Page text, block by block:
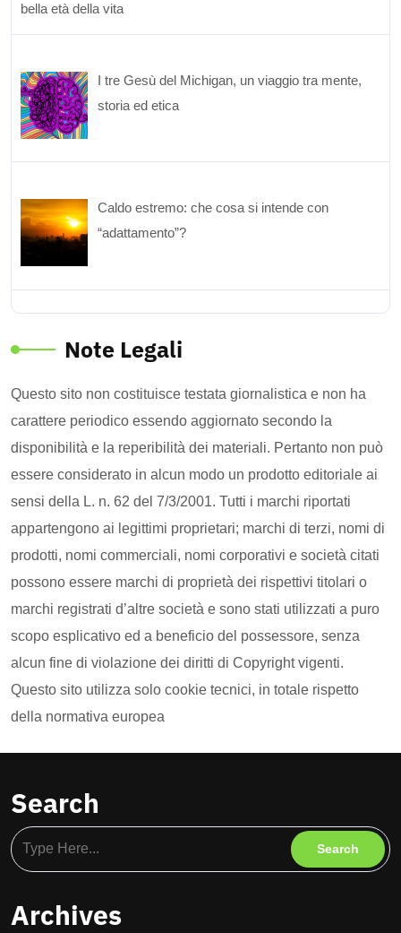
bella età della vita
I tre Gesù del Michigan, un viaggio tra mente,
storia ed etica
Caldo estremo: che cosa si intende con
“adattamento”?
Note Legali
Questo sito non costituisce testata giornalistica e non ha
carattere periodico essendo aggiornato secondo la
disponibilità e la reperibilità dei materiali. Pertanto non può
essere considerato in alcun modo un prodotto editoriale ai
sensi della L. n. 62 del 7/3/2001. Tutti i marchi riportati
appartengono ai legittimi proprietari; marchi di terzi, nomi di
prodotti, nomi commerciali, nomi corporativi e società citati
possono essere marchi di proprietà dei rispettivi titolari o
marchi registrati d’altre società e sono stati utilizzati a puro
scopo esplicativo ed a beneficio del possessore, senza
alcun fine di violazione dei diritti di Copyright vigenti.
Questo sito utilizza solo cookie tecnici, in totale rispetto
della normativa europea
Search
Archives